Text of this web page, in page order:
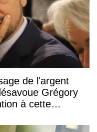
de l'argent
Grégory
à cette